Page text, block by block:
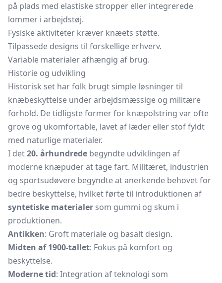
på plads med elastiske stropper eller integrerede
lommer i arbejdstøj.
Fysiske aktiviteter kræver knæets støtte.
Tilpassede designs til forskellige erhverv.
Variable materialer afhængig af brug.
Historie og udvikling
Historisk set har folk brugt simple løsninger til
knæbeskyttelse under arbejdsmæssige og militære
forhold. De tidligste former for knæpolstring var ofte
grove og ukomfortable, lavet af læder eller stof fyldt
med naturlige materialer.
I det20. århundrede begyndte udviklingen af
moderne knæpuder at tage fart. Militæret, industrien
og sportsudøvere begyndte at anerkende behovet for
bedre beskyttelse, hvilket førte til introduktionen af
syntetiske materialer som gummi og skum i
produktionen.
Antikken: Groft materiale og basalt design.
Midten af 1900-tallet: Fokus på komfort og
beskyttelse.
Moderne tid: Integration af teknologi som